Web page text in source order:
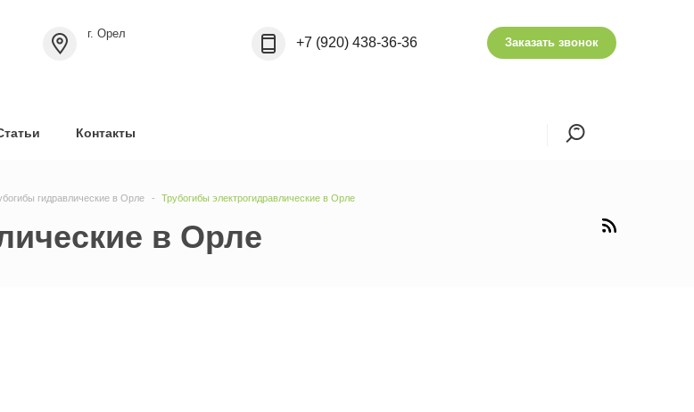
Контакты
г. Орел
+7 (920) 438-36-36 Заказать звонок
гидравлические в Орле Трубогибы электрогидравлические в Орле
в Орле